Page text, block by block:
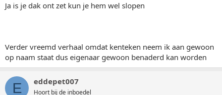
Ja is je dak ont zet kun je hem wel slopen
Verder vreemd verhaal omdat kenteken neem ik aan gewoon
op naam staat dus eigenaar gewoon benaderd kan worden
E eddepet007
Hoort bij de inboedel